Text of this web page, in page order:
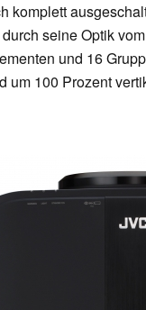
komplett
seine Optik
und 16
um 100 Prozent